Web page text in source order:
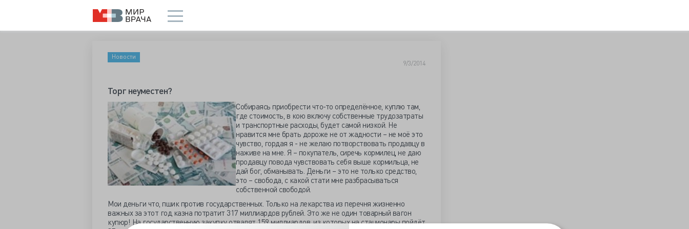
Новости
9/3/2014
Торг неуместен?
Собираясь приобрести что-то определённое, куплю там,
где стоимость, в кою включу собственные трудозатраты
и транспортные расходы, будет самой низкой. Не
нравится мне брать дороже не от жадности – не моё это
чувство, гордая я - не желаю потворствовать продавцу в
наживе на мне. Я – покупатель, сиречь кормилец, не даю
продавцу повода чувствовать себя выше кормильца, не
дай бог, обманывать. Деньги – это не только средство,
это – свобода, с какой стати мне разбрасываться
собственной свободой.
Мои деньги что, пшик против государственных. Только на лекарства из перечня жизненно
важных за этот год казна потратит 317 миллиардов рублей. Это же не один товарный вагон
купюр! На государственную закупку отвалят 159 миллиардов, из которых на стационары пойдёт